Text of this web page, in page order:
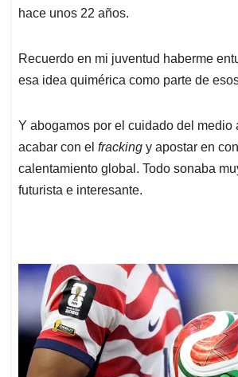
hace unos 22 años.
Recuerdo en mi juventud haberme
esa idea quimérica como parte de
Y abogamos por el cuidado del medio
acabar con el fracking y apostar en
calentamiento global. Todo sonaba
futurista e interesante.